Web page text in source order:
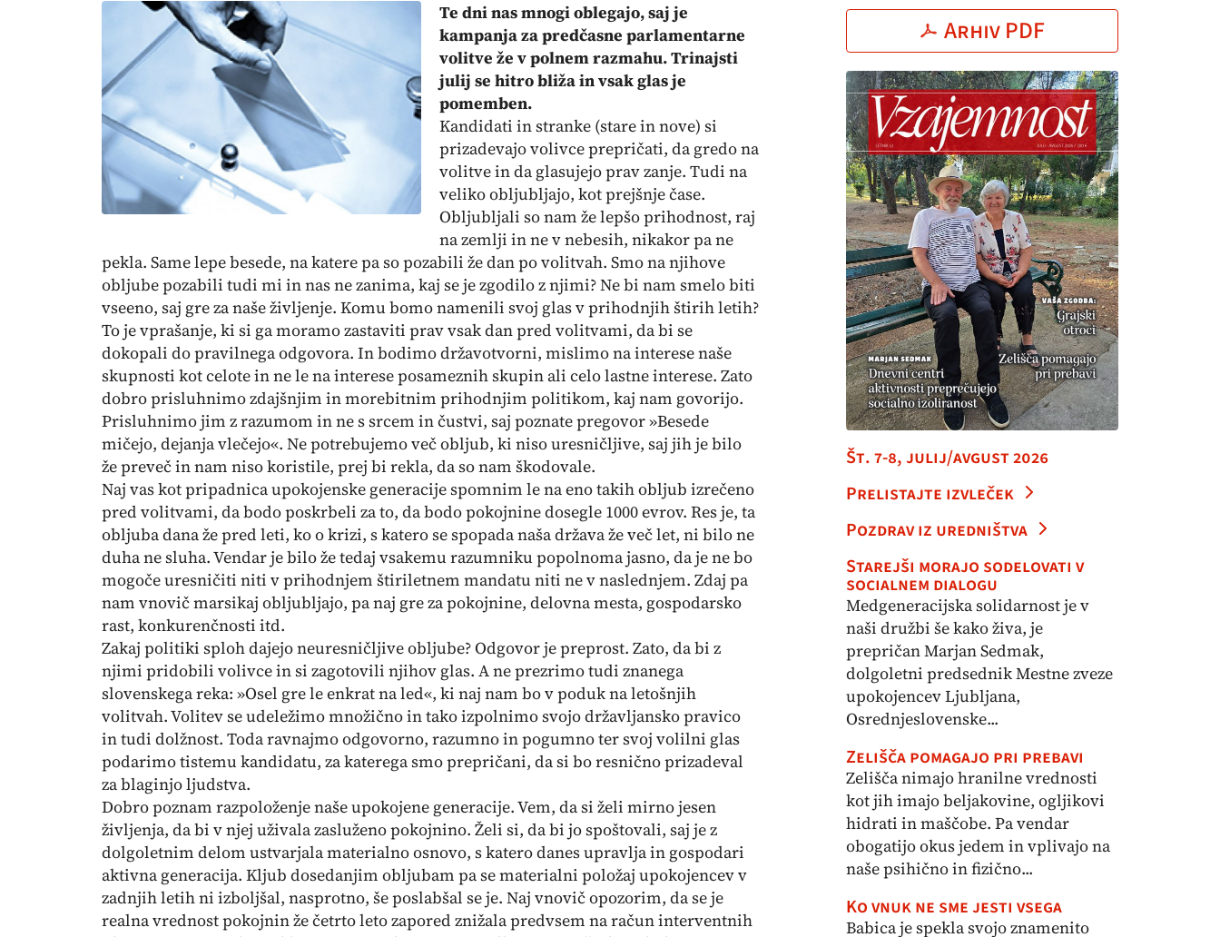
Te dni nas mnogi oblegajo, saj je
kampanja za predčasne parlamentarne
volitve že v polnem razmahu. Trinajsti
julij se hitro bliža in vsak glas je
pomemben.
Kandidati in stranke (stare in nove) si
prizadevajo volivce prepričati, da gredo na
volitve in da glasujejo prav zanje. Tudi na
veliko obljubljajo, kot prejšnje čase.
Obljubljali so nam že lepšo prihodnost, raj
na zemlji in ne v nebesih, nikakor pa ne
pekla. Same lepe besede, na katere pa so pozabili že dan po volitvah. Smo na njihove
obljube pozabili tudi mi in nas ne zanima, kaj se je zgodilo z njimi? Ne bi nam smelo biti
vseeno, saj gre za naše življenje. Komu bomo namenili svoj glas v prihodnjih štirih letih?
To je vprašanje, ki si ga moramo zastaviti prav vsak dan pred volitvami, da bi se
dokopali do pravilnega odgovora. In bodimo državotvorni, mislimo na interese naše
skupnosti kot celote in ne le na interese posameznih skupin ali celo lastne interese. Zato
dobro prisluhnimo zdajšnjim in morebitnim prihodnjim politikom, kaj nam govorijo.
Prisluhnimo jim z razumom in ne s srcem in čustvi, saj poznate pregovor »Besede
mičejo, dejanja vlečejo«. Ne potrebujemo več obljub, ki niso uresničljive, saj jih je bilo
že preveč in nam niso koristile, prej bi rekla, da so nam škodovale.
Naj vas kot pripadnica upokojenske generacije spomnim le na eno takih obljub izrečeno
pred volitvami, da bodo poskrbeli za to, da bodo pokojnine dosegle 1000 evrov. Res je, ta
obljuba dana že pred leti, ko o krizi, s katero se spopada naša država že več let, ni bilo ne
duha ne sluha. Vendar je bilo že tedaj vsakemu razumniku popolnoma jasno, da je ne bo
mogoče uresničiti niti v prihodnjem štiriletnem mandatu niti ne v naslednjem. Zdaj pa
nam vnovič marsikaj obljubljajo, pa naj gre za pokojnine, delovna mesta, gospodarsko
rast, konkurenčnosti itd.
Zakaj politiki sploh dajejo neuresničljive obljube? Odgovor je preprost. Zato, da bi z
njimi pridobili volivce in si zagotovili njihov glas. A ne prezrimo tudi znanega
slovenskega reka: »Osel gre le enkrat na led«, ki naj nam bo v poduk na letošnjih
volitvah. Volitev se udeležimo množično in tako izpolnimo svojo državljansko pravico
in tudi dolžnost. Toda ravnajmo odgovorno, razumno in pogumno ter svoj volilni glas
podarimo tistemu kandidatu, za katerega smo prepričani, da si bo resnično prizadeval
za blaginjo ljudstva.
Dobro poznam razpoloženje naše upokojene generacije. Vem, da si želi mirno jesen
življenja, da bi v njej uživala zasluženo pokojnino. Želi si, da bi jo spoštovali, saj je z
dolgoletnim delom ustvarjala materialno osnovo, s katero danes upravlja in gospodari
aktivna generacija. Kljub dosedanjim obljubam pa se materialni položaj upokojencev v
zadnjih letih ni izboljšal, nasprotno, še poslabšal se je. Naj vnovič opozorim, da se je
realna vrednost pokojnin že četrto leto zapored znižala predvsem na račun interventnih
Arhiv PDF
Št. 7-8, julij/avgust 2026
Prelistajte izvleček
Pozdrav iz uredništva
Starejši morajo sodelovati v
socialnem dialogu
Medgeneracijska solidarnost je v
naši družbi še kako živa, je
prepričan Marjan Sedmak,
dolgoletni predsednik Mestne zveze
upokojencev Ljubljana,
Osrednjeslovenske...
Zelišča pomagajo pri prebavi
Zelišča nimajo hranilne vrednosti
kot jih imajo beljakovine, ogljikovi
hidrati in maščobe. Pa vendar
obogatijo okus jedem in vplivajo na
naše psihično in fizično...
Ko vnuk ne sme jesti vsega
Babica je spekla svojo znamenito